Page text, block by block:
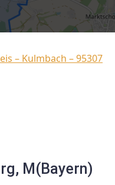
– Kulmbach – 95307
M(Bayern)